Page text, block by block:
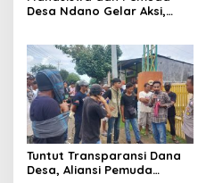
Desa Ndano Gelar Aksi,
Pemberhentian Kepala
Desa
Tuntut Transparansi Dana
Desa, Aliansi Pemuda